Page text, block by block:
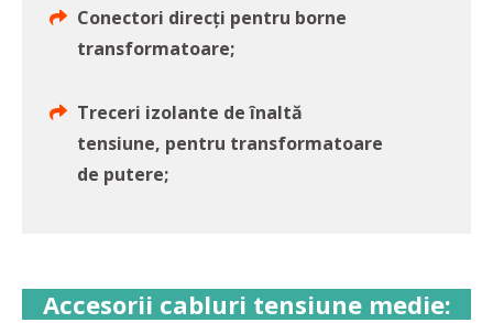
Conectori direcți pentru borne
transformatoare;
Treceri izolante de înaltă
tensiune, pentru transformatoare
de putere;
Accesorii cabluri tensiune medie: